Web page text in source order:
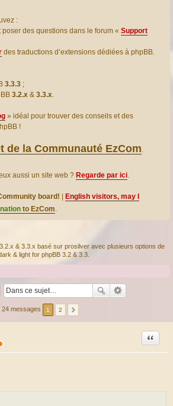
:
des questions dans le forum « Support
des traductions d’extensions dédiées à phpBB.
3.3.3 ;
3.2.x & 3.3.x.
» idéal pour trouver des conseils et des
!
de la Communauté EzCom.
aussi un site web ? Regarde par ici.
board!
English visitors, may I
to EzCom.
& 3.3.x basé sur prosilver avec plusieurs options de
& light for phpBB 3.2 & 3.3.
24 messages 1 2
Citation